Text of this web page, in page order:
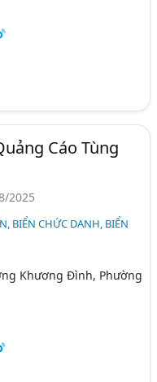
Cáo Tùng
2025
BIỂN CHỨC DANH, BIỂN
Khương Đình, Phường